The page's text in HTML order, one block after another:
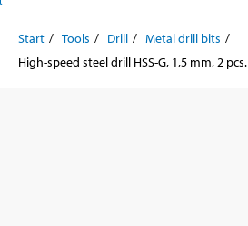
Start Tools Drill
Metal drill bits
High-speed steel drill HSS-G, 1,5 mm, 2 pcs.